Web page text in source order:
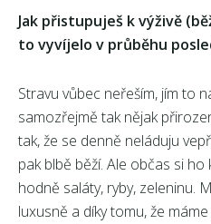
Jak přistupuješ k výživě
to vyvíjelo v průběhu
Stravu vůbec neřeším, jím to
samozřejmě tak nějak
tak, že se denně neláduju
pak blbě běží. Ale občas si ho
hodně saláty, ryby, zeleninu.
luxusně a díky tomu, že